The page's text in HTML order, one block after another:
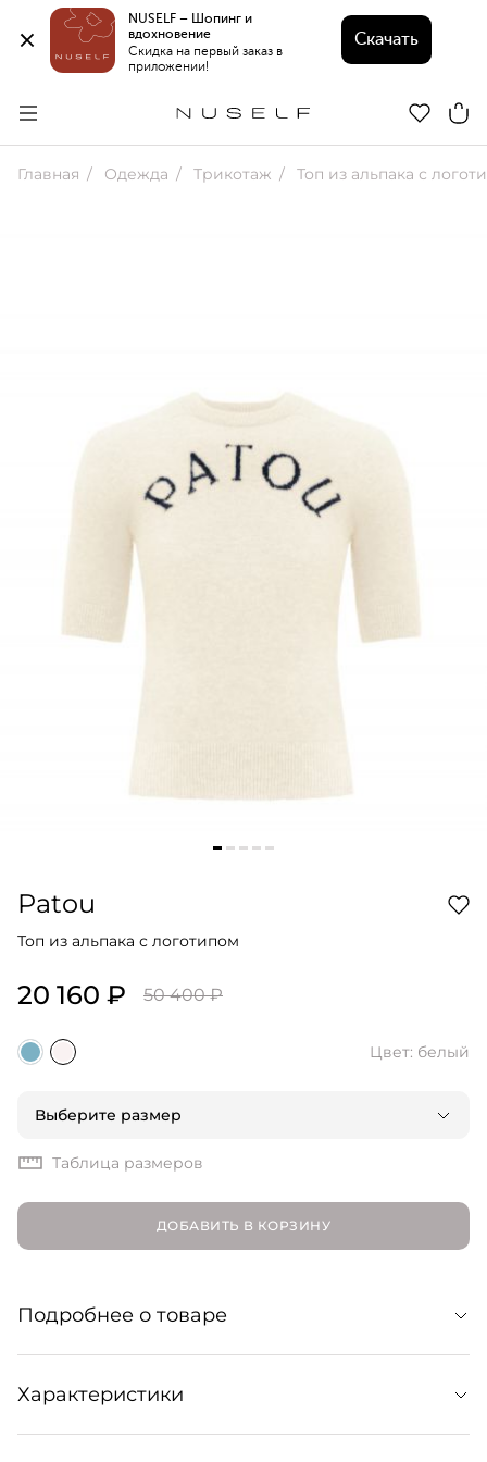
NUSELF – Шопинг и
вдохновение
Скидка на первый заказ в
приложении!
Скачать
Главная Одежда Трикотаж Топ из альпака с
Patou
Топ из альпака с логотипом
20 160 ₽ 50 400 ₽
Цвет: белый
Выберите размер
Таблица размеров
ДОБАВИТЬ В КОРЗИНУ
Подробнее о товаре
Топ из экологичной пряжи на основе шерсти альпака.
Мягкое и теплое изделие украшено вышивкой с
логотипом Patou и станет стильным дополнением
Характеристики